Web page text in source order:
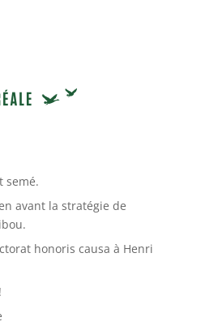
semé.
avant la stratégie de
honoris causa à Henri